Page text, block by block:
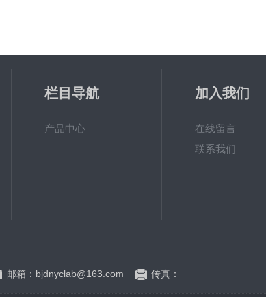
栏目导航
产品中心
加入我们
在线留言
联系我们
邮箱：bjdnyclab@163.com 传真：